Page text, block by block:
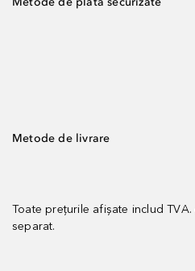
Metode de livrare
Toate prețurile afișate includ TVA.
separat.